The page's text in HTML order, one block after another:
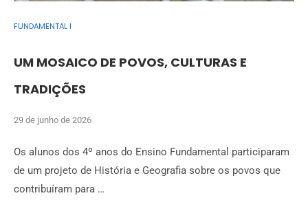
FUNDAMENTAL I
UM MOSAICO DE POVOS, CULTURAS E
TRADIÇÕES
29 de junho de 2026
Os alunos dos 4º anos do Ensino Fundamental participaram
de um projeto de História e Geografia sobre os povos que
contribuíram para …